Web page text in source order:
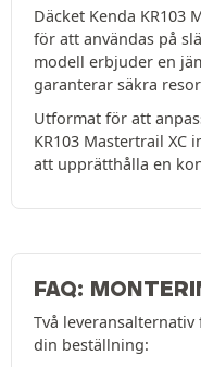
Däcket Kenda KR103
för att användas på
modell erbjuder en
garanterar säkra
Utformat för att
KR103 Mastertrail
att upprätthålla en
FAQ:
Två
din beställning: